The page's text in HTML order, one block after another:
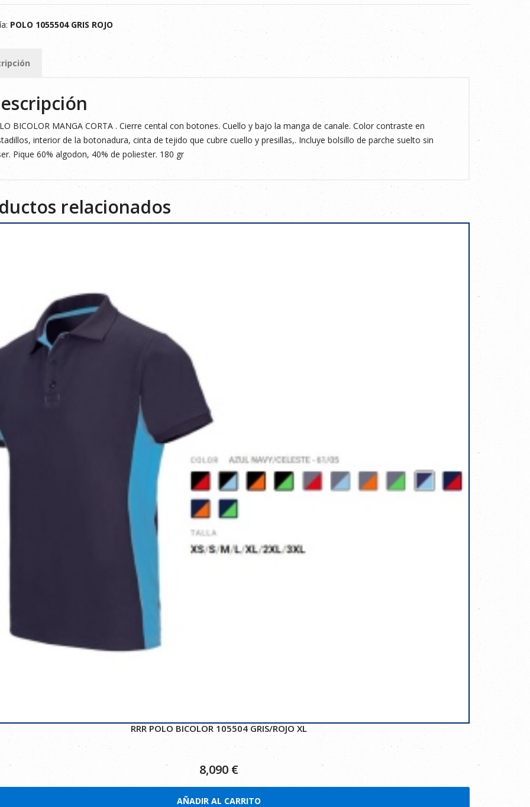
POLO 1055504 GRIS ROJO
BICOLOR MANGA CORTA . Cierre cental con botones. Cuello y bajo la manga de canale. Color contraste en
interior de la botonadura, cinta de tejido que cubre cuello y presillas,. Incluye bolsillo de parche suelto sin
Pique 60% algodon, 40% de poliester. 180 gr
relacionados
RRR POLO BICOLOR 105504 GRIS/ROJO XL
8,090 €
AÑADIR AL CARRITO